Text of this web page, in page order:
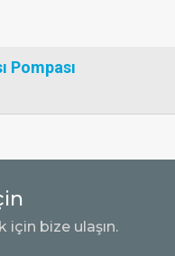
Pompası
için bize ulaşın.